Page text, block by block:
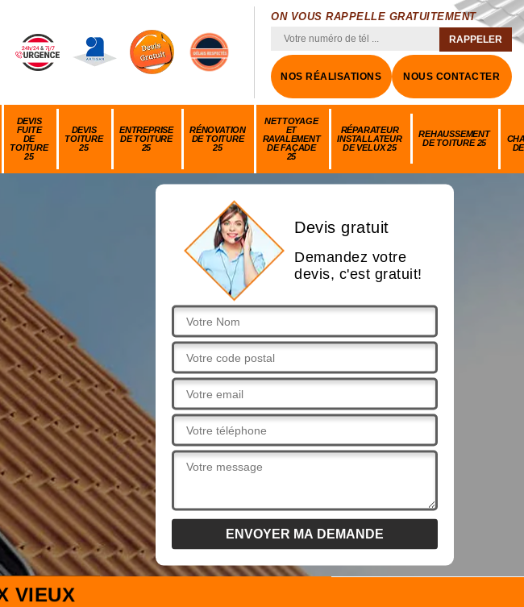
ON VOUS RAPPELLE GRATUITEMENT
NOS RÉALISATIONS NOUS CONTACTER
DEVIS
FUITE
DE
TOITURE
25
DEVIS
TOITURE
25
ENTREPRISE
DE TOITURE
25
RÉNOVATION
DE TOITURE
25
NETTOYAGE
ET
RAVALEMENT
DE FAÇADE
25
RÉPARATEUR
INSTALLATEUR
DE VELUX 25
REHAUSSEMENT
DE TOITURE 25
Devis gratuit
Demandez votre
devis, c'est gratuit!
VIEUX